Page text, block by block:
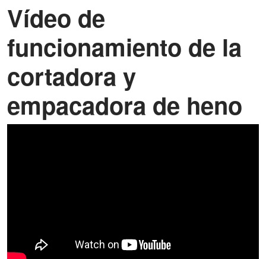
Vídeo de
funcionamiento de la
cortadora y
empacadora de heno